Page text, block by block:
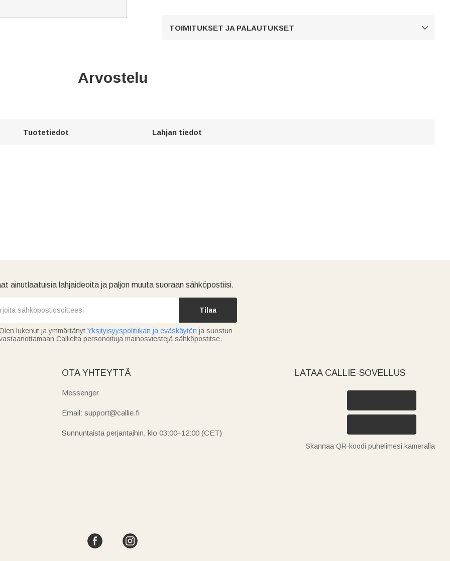
TOIMITUKSET JA PALAUTUKSET 
Arvostelu
Tuotetiedot Lahjan tiedot
ainutlaatuisia lahjaideoita ja paljon muuta suoraan sähköpostiisi.
Tilaa
lukenut ja ymmärtänyt Yksityisyyspolitiikan ja eväskäytön ja suostun
Callielta personoituja mainosviestejä sähköpostitse.
OTA YHTEYTTÄ
Messenger
Email: support@callie.fi
Sunnuntaista perjantaihin, klo 03:00–12:00 (CET)
LATAA CALLIE-SOVELLUS
Skannaa QR-koodi puhelimesi kameralla